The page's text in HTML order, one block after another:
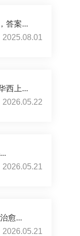
答案...
2025.08.01
西上...
2026.05.22
2026.05.21
愈...
2026.05.21